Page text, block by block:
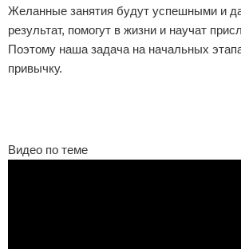
Желанные занятия будут успешными и
результат, помогут в жизни и научат
Поэтому наша задача на начальных
привычку.
Видео по теме